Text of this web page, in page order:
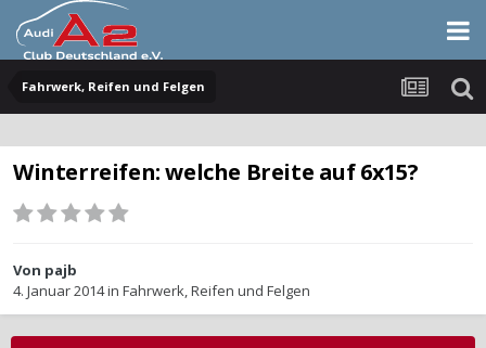
Fahrwerk, Reifen und Felgen
Winterreifen: welche Breite auf 6x15?
Von pajb
4. Januar 2014in Fahrwerk, Reifen und Felgen